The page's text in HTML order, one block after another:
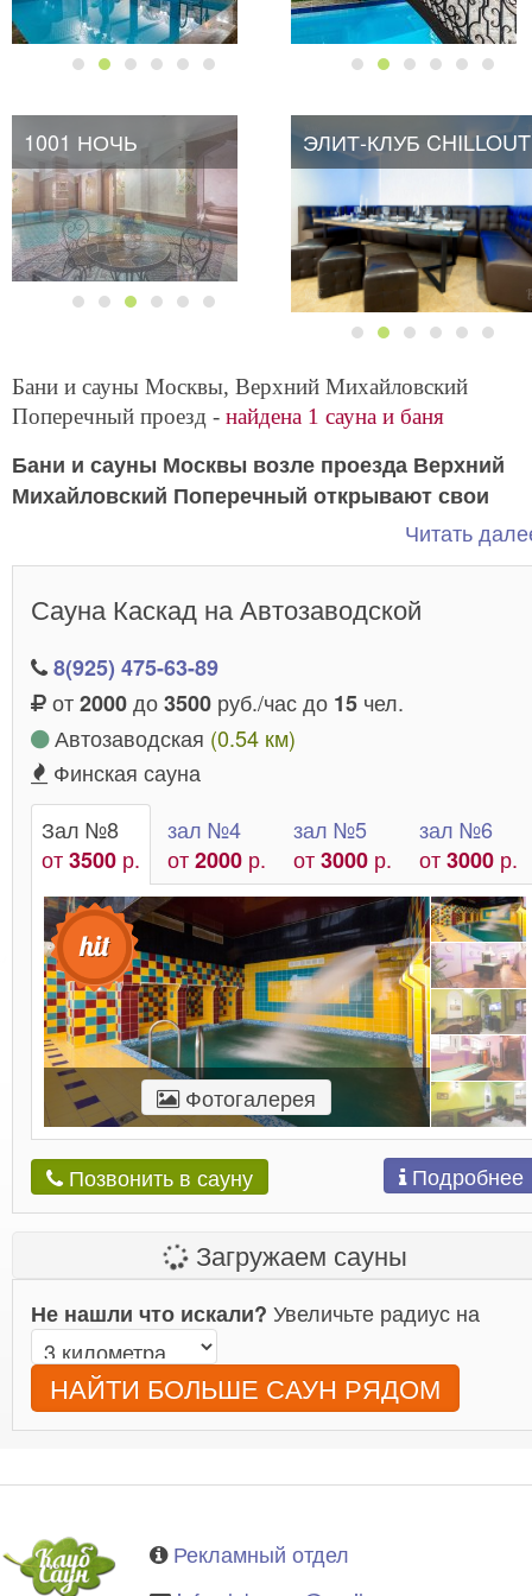
1001 НОЧЬ ЭЛИТ-КЛУБ CHILLOUT
Бани и сауны Москвы, Верхний Михайловский
Поперечный проезд - найдена 1 сауна и баня
Бани и сауны Москвы возле проезда Верхний
Михайловский Поперечный открывают свои
перед любителями процесса парения и
качественного отдыха. Тут вы развлечетесь на всю
Читать
Сауна Каскад на Автозаводской
8(925) 475-63-89
от2000до3500 руб./час до 15 чел.
Автозаводская (0.54 км)
Финская сауна
Зал №8
от3500 р.
зал №4
от2000 р.
зал №5
от3000 р.
зал №6
от3000 р.
Фотогалерея
Позвонить в сауну Подробнее
Загружаем сауны
Не нашли что искали? Увеличьте радиус на
НАЙТИ БОЛЬШЕ САУН РЯДОМ
Рекламный отдел